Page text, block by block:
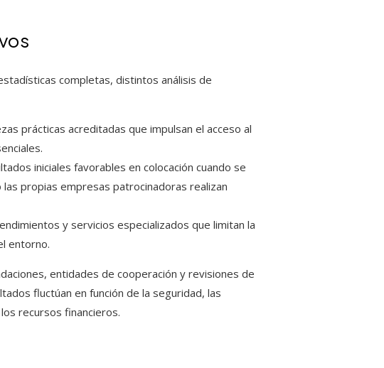
completas, distintos análisis de
prácticas acreditadas que impulsan el acceso al
iniciales favorables en colocación cuando se
propias empresas patrocinadoras realizan
y servicios especializados que limitan la
entorno.
entidades de cooperación y revisiones de
fluctúan en función de la seguridad, las
recursos financieros.